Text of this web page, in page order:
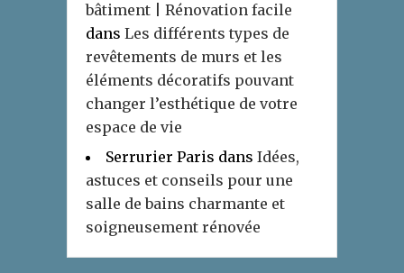
bâtiment | Rénovation facile
dans Les différents types de
revêtements de murs et les
éléments décoratifs pouvant
changer l’esthétique de votre
espace de vie
Serrurier Paris dans Idées,
astuces et conseils pour une
salle de bains charmante et
soigneusement rénovée